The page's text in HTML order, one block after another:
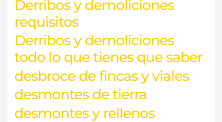
Derribos y demoliciones
requisitos
Derribos y demoliciones
todo lo que tienes que saber
desbroce de fincas y viales
desmontes de tierra
desmontes y rellenos